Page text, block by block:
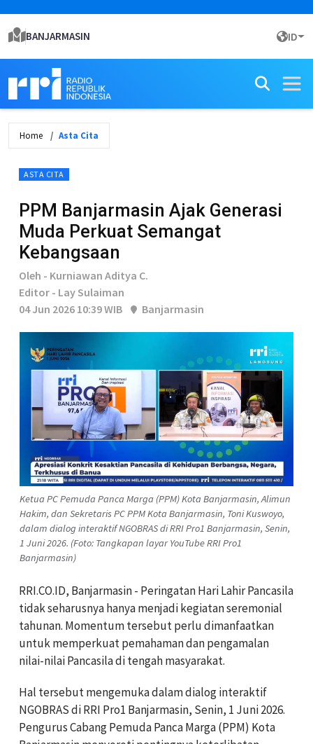
BANJARMASIN ID
Home Asta Cita
ASTA CITA
PPM Banjarmasin Ajak Generasi
Muda Perkuat Semangat
Kebangsaan
Oleh - Kurniawan Aditya C.
Editor - Lay Sulaiman
04 Jun 2026 10:39 WIB
Banjarmasin
Ketua PC Pemuda Panca Marga (PPM) Kota Banjarmasin, Alimun
Hakim, dan Sekretaris PC PPM Kota Banjarmasin, Toni Kuswoyo,
dalam dialog interaktif NGOBRAS di RRI Pro1 Banjarmasin, Senin,
1 Juni 2026. (Foto: Tangkapan layar YouTube RRI Pro1
Banjarmasin)
RRI.CO.ID, Banjarmasin - Peringatan Hari Lahir Pancasila
tidak seharusnya hanya menjadi kegiatan seremonial
tahunan. Momentum tersebut perlu dimanfaatkan
untuk memperkuat pemahaman dan pengamalan
nilai-nilai Pancasila di tengah masyarakat.
Hal tersebut mengemuka dalam dialog interaktif
NGOBRAS di RRI Pro1 Banjarmasin, Senin, 1 Juni 2026.
Pengurus Cabang Pemuda Panca Marga (PPM) Kota